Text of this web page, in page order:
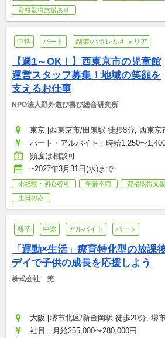
資格取得支援あり
中途 パート 副業/パラレルキャリア
【週1～OK！】西東京市の児童館
運営スタッフ募集！地域の笑顔を
支えるお仕事
NPO法人野外遊び喜び総合研究所
東京 [西東京市/田無駅 徒歩8分, 西東京
パート・アルバイト：時給1,250〜
頻度は相談可
~2027年3月31日(水)まで
未経験・初心者可 年齢不問 資格取得支
土日のみ
新卒 中途 アルバイト パート
「運動×生活」療育特化型の放課
デイで子供の成長を応援しよう
株式会社　笑
大阪 [堺市北区/新金岡駅 徒歩20分, 堺市
社員：月給255,000〜280,000円